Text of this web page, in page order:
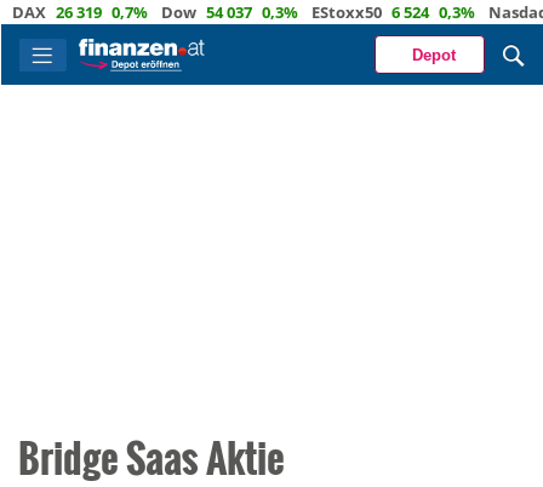
26 319 0,7% Dow 54 037 0,3% EStoxx50 6 524 0,3% Nasdaq
Depot
Bridge Saas Aktie